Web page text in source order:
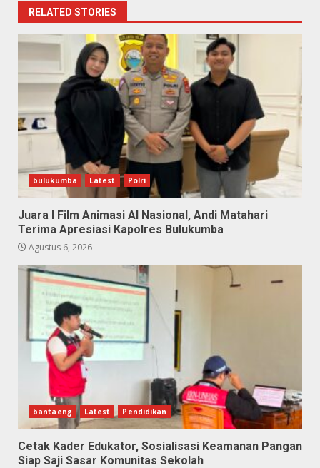
RELATED STORIES
bulukumba Latest Polri
Juara I Film Animasi AI Nasional, Andi Matahari
Terima Apresiasi Kapolres Bulukumba
Agustus 6, 2026
bantaeng Latest Pendidikan
Cetak Kader Edukator, Sosialisasi Keamanan Pangan
Siap Saji Sasar Komunitas Sekolah